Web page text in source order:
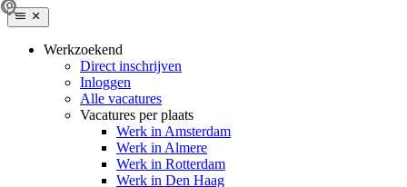
Werkzoekend
Direct inschrijven
Inloggen
Alle vacatures
Vacatures per plaats
Werk in Amsterdam
Werk in Almere
Werk in Rotterdam
Werk in Den Haag